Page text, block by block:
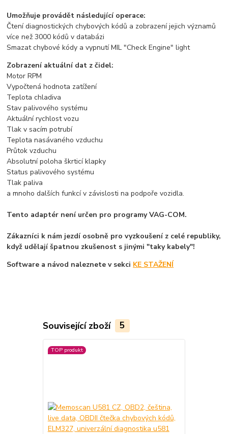
Umožňuje provádět následující operace:
Čtení diagnostických chybových kódů a zobrazení jejich významů
více než 3000 kódů v databázi
Smazat chybové kódy a vypnutí MIL "Check Engine" light
Zobrazení aktuální dat z čidel:
Motor RPM
Vypočtená hodnota zatížení
Teplota chladiva
Stav palivového systému
Aktuální rychlost vozu
Tlak v sacím potrubí
Teplota nasávaného vzduchu
Průtok vzduchu
Absolutní poloha škrticí klapky
Status palivového systému
Tlak paliva
a mnoho dalších funkcí v závislosti na podpoře vozidla.
Tento adaptér není určen pro programy VAG-COM.
Zákazníci k nám jezdí osobně pro vyzkoušení z celé republiky,
když udělají špatnou zkušenost s jinými "taky kabely"!
Software a návod naleznete v sekci KE STAŽENÍ
Související zboží 5
TOP produkt